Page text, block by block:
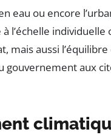
eau ou encore
l’échelle individuelle
aussi l’équilibre
gouvernement aux